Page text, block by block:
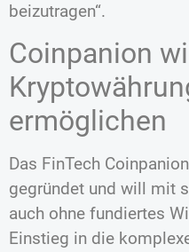
beizutragen“.
Coinpanion
ermöglichen
Das FinTech
gegründet und will mit
auch ohne fundiertes
Einstieg in die